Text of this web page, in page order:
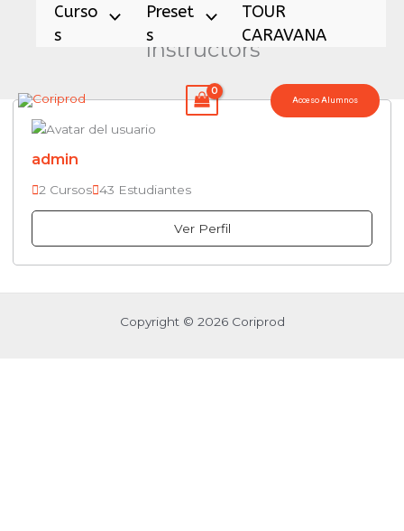
Curso
S
Preset
S
TOUR
CARAVANA
Acceso Alumnos
Instructors
admin
2 Cursos 43 Estudiantes
Ver Perfil
Copyright © 2026 Coriprod